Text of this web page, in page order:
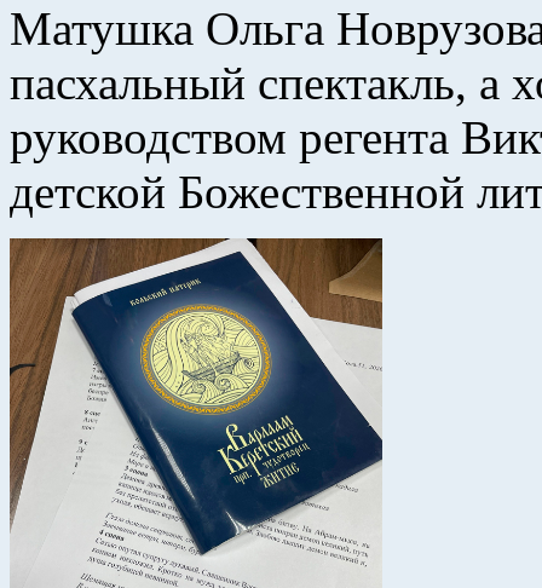
Матушка Ольга
пасхальный спектакль, а
руководством регента
детской Божественной